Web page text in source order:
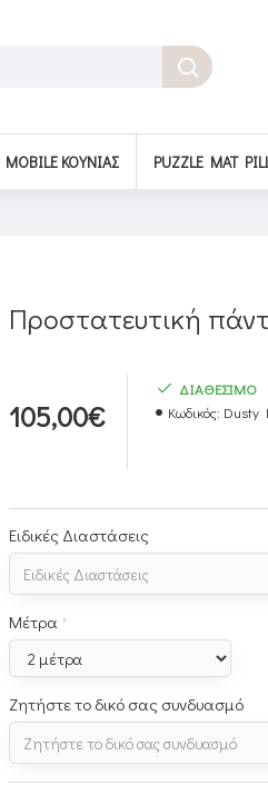
MOBILE ΚΟΎΝΙΑΣ PUZZLE MAT
Προστατευτική
105,00€
ΔΙΑΘΕΣΙΜΟ
Κωδικός: Dusty
Ειδικές Διαστάσεις
Μέτρα
Ζητήστε το δικό σας συνδυασμό